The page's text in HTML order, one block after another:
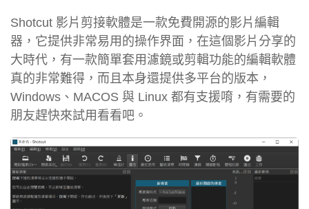
Shotcut 影片剪接軟體是一款免費開源的影片編輯
器，它提供非常易用的操作界面，在這個影片分享的
大時代，有一款簡單套用濾鏡或剪輯功能的編輯軟體
真的非常難得，而且本身還提供多平台的版本，
Windows、MACOS 與 Linux 都有支援唷，有需要的
朋友趕快來試用看看吧。